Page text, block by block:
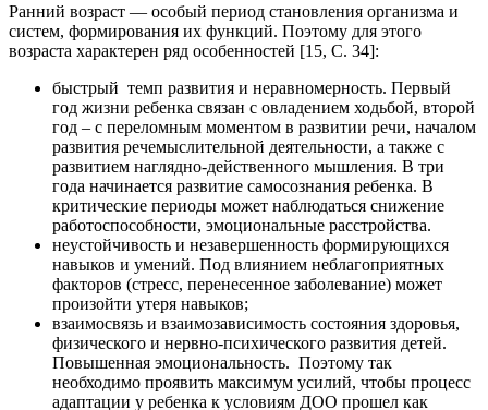
Ранний возраст — особый период становления организма и
систем, формирования их функций. Поэтому для этого
возраста характерен ряд особенностей [15, С. 34]:
быстрый темп развития и неравномерность. Первый
год жизни ребенка связан с овладением ходьбой, второй
год – с переломным моментом в развитии речи, началом
развития речемыслительной деятельности, а также с
развитием наглядно-действенного мышления. В три
года начинается развитие самосознания ребенка. В
критические периоды может наблюдаться снижение
работоспособности, эмоциональные расстройства.
неустойчивость и незавершенность формирующихся
навыков и умений. Под влиянием неблагоприятных
факторов (стресс, перенесенное заболевание) может
произойти утеря навыков;
взаимосвязь и взаимозависимость состояния здоровья,
физического и нервно-психического развития детей.
Повышенная эмоциональность. Поэтому так
необходимо проявить максимум усилий, чтобы процесс
адаптации у ребенка к условиям ДОО прошел как